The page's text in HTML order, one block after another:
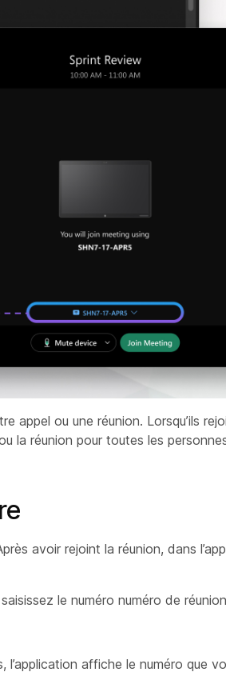
ou une réunion. Lorsqu’ils
la réunion pour toutes les
avoir rejoint la réunion, dans
le numéro numéro de
affiche le numéro que